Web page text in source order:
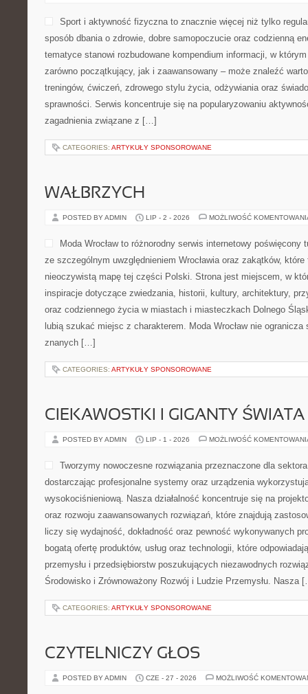
Sport i aktywność fizyczna to znacznie więcej niż tylko
sposób dbania o zdrowie, dobre samopoczucie oraz codzienną
tematyce stanowi rozbudowane kompendium informacji, w
zarówno początkujący, jak i zaawansowany – może znaleźć
treningów, ćwiczeń, zdrowego stylu życia, odżywiania oraz
sprawności. Serwis koncentruje się na popularyzowaniu
zagadnienia związane z […]
CATEGORIES: ARTYKUŁY SPONSOROWANE
WAŁBRZYCH
POSTED BY ADMIN LIP - 2 - 2026 MOŻLIWOŚĆ
Moda Wrocław to różnorodny serwis internetowy
ze szczególnym uwzględnieniem Wrocławia oraz zakątków,
nieoczywistą mapę tej części Polski. Strona jest miejscem, w
inspiracje dotyczące zwiedzania, historii, kultury, architektury,
oraz codziennego życia w miastach i miasteczkach Dolnego
lubią szukać miejsc z charakterem. Moda Wrocław nie ogranicza
znanych […]
CATEGORIES: ARTYKUŁY SPONSOROWANE
CIEKAWOSTKI I GIGANTY ŚWIATA
POSTED BY ADMIN LIP - 1 - 2026 MOŻLIWOŚĆ
Tworzymy nowoczesne rozwiązania przeznaczone dla
dostarczając profesjonalne systemy oraz urządzenia
wysokociśnieniową. Nasza działalność koncentruje się na
oraz rozwoju zaawansowanych rozwiązań, które znajdują
liczy się wydajność, dokładność oraz pewność wykonywanych
bogatą ofertę produktów, usług oraz technologii, które
przemysłu i przedsiębiorstw poszukujących niezawodnych
Środowisko i Zrównoważony Rozwój i Ludzie Przemysłu. Nasza
CATEGORIES: ARTYKUŁY SPONSOROWANE
CZYTELNICZY GŁOS
POSTED BY ADMIN CZE - 27 - 2026 MOŻLIWOŚĆ